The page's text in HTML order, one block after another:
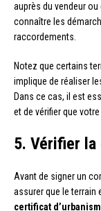
auprès du vendeur
connaître les
raccordements.
Notez que certains
implique de réaliser
Dans ce cas, il est
et de vérifier que
5. Vérifier
Avant de signer un
assurer que le terrain
certificat